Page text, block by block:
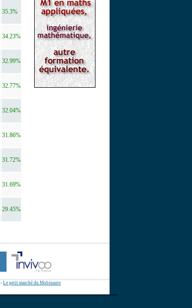
35.3%
34.23%
32.99%
32.77%
32.04%
31.86%
31.72%
31.69%
29.45%
- Le petit marché du Mobinaute